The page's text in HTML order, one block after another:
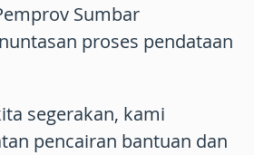
Sumbar
proses pendataan
segerakan, kami
pencairan bantuan dan